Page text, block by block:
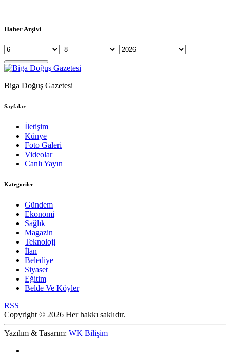
Haber Arşivi
Biga Doğuş Gazetesi
Sayfalar
İletişim
Künye
Foto Galeri
Videolar
Canlı Yayın
Kategoriler
Gündem
Ekonomi
Sağlık
Magazin
Teknoloji
İlan
Belediye
Siyaset
Eğitim
Belde Ve Köyler
RSS
Copyright © 2026 Her hakkı saklıdır.
Yazılım & Tasarım: WK Bilişim